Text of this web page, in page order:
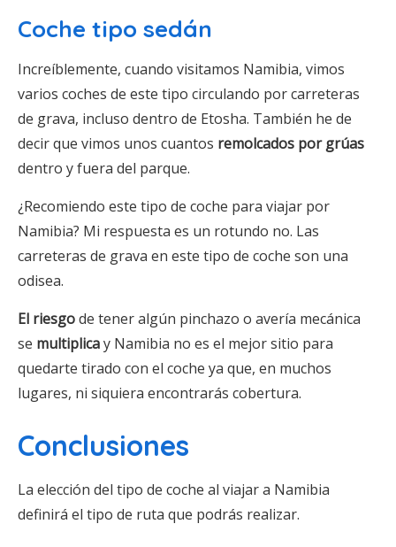
Coche tipo sedán
Increíblemente, cuando visitamos Namibia, vimos
varios coches de este tipo circulando por carreteras
de grava, incluso dentro de Etosha. También he de
decir que vimos unos cuantos remolcados por grúas
dentro y fuera del parque.
¿Recomiendo este tipo de coche para viajar por
Namibia? Mi respuesta es un rotundo no. Las
carreteras de grava en este tipo de coche son una
odisea.
El riesgode tener algún pinchazo o avería mecánica
se multiplicay Namibia no es el mejor sitio para
quedarte tirado con el coche ya que, en muchos
lugares, ni siquiera encontrarás cobertura.
Conclusiones
La elección del tipo de coche al viajar a Namibia
definirá el tipo de ruta que podrás realizar.